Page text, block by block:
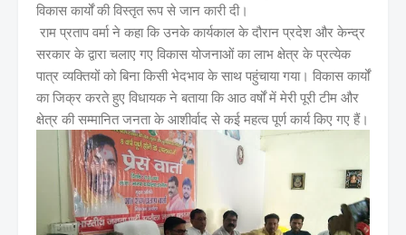
विकास कार्यों की विस्तृत रूप से जान कारी दी।
राम प्रताप वर्मा ने कहा कि उनके कार्यकाल के दौरान प्रदेश और केन्द्र
सरकार के द्वारा चलाए गए विकास योजनाओं का लाभ क्षेत्र के प्रत्येक
पात्र व्यक्तियों को बिना किसी भेदभाव के साथ पहुंचाया गया। विकास कार्यों
का जिक्र करते हुए विधायक ने बताया कि आठ वर्षों में मेरी पूरी टीम और
क्षेत्र की सम्मानित जनता के आशीर्वाद से कई महत्व पूर्ण कार्य किए गए हैं।